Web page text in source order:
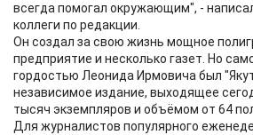
всегда помогал окружающим", -
коллеги по редакции.
Он создал за свою жизнь мощное
предприятие и несколько газет. Но
гордостью Леонида Ирмовича был
независимое издание, выходящее
тысяч экземпляров и объёмом от 64
Для журналистов популярного